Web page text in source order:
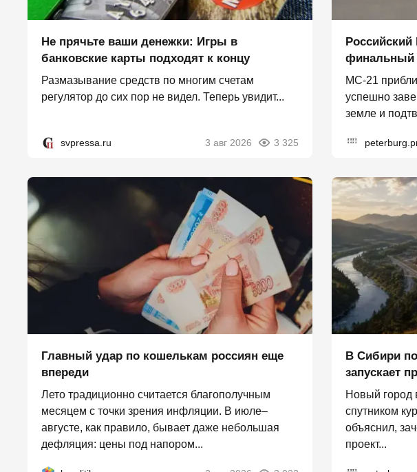
Не прячьте ваши денежки: Игры в
банковские карты подходят к концу
Размазывание средств по многим счетам
регулятор до сих пор не видел. Теперь увидит...
svpressa.ru 3 авг 2026 3 325
финальный
МС-21
успешно
земле и
Главный удар по кошелькам россиян еще
впереди
Лето традиционно считается благополучным
месяцем с точки зрения инфляции. В июле–
августе, как правило, бывает даже небольшая
дефляция: цены под напором...
В Сибири
запускает
Новый город
спутником
объяснил,
проект...